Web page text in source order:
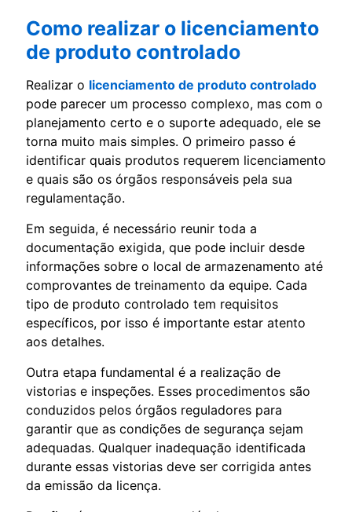
Como realizar o licenciamento
de produto controlado
Realizar o licenciamento de produto controlado
pode parecer um processo complexo, mas com o
planejamento certo e o suporte adequado, ele se
torna muito mais simples. O primeiro passo é
identificar quais produtos requerem licenciamento
e quais são os órgãos responsáveis pela sua
regulamentação.
Em seguida, é necessário reunir toda a
documentação exigida, que pode incluir desde
informações sobre o local de armazenamento até
comprovantes de treinamento da equipe. Cada
tipo de produto controlado tem requisitos
específicos, por isso é importante estar atento
aos detalhes.
Outra etapa fundamental é a realização de
vistorias e inspeções. Esses procedimentos são
conduzidos pelos órgãos reguladores para
garantir que as condições de segurança sejam
adequadas. Qualquer inadequação identificada
durante essas vistorias deve ser corrigida antes
da emissão da licença.